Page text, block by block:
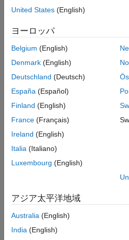
United States (English)
ヨーロッパ
Belgium (English)
Denmark (English)
Deutschland (Deutsch)
España (Español)
Finland (English)
France (Français)
Ireland (English)
Italia (Italiano)
Luxembourg (English)
アジア太平洋地域
Australia (English)
India (English)
トラストセンター
プラ
違法コピー防止
アプリケーシ
© 1994-2026 The MathWorks, Inc.